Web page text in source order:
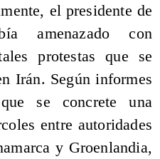
el presidente de
amenazado con
protestas que se
Irán. Según informes
se concrete una
entre autoridades
y Groenlandia,